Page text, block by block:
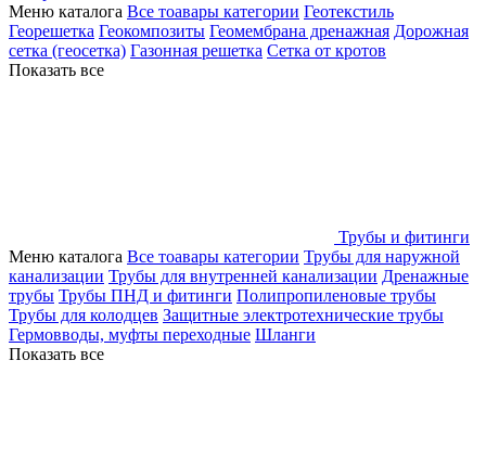
Меню каталога Все тоавары категории Геотекстиль
Георешетка Геокомпозиты Геомембрана дренажная Дорожная
сетка (геосетка) Газонная решетка Сетка от кротов
Показать все
Трубы и фитинги
Меню каталога Все тоавары категории Трубы для наружной
канализации Трубы для внутренней канализации Дренажные
трубы Трубы ПНД и фитинги Полипропиленовые трубы
Трубы для колодцев Защитные электротехнические трубы
Гермовводы, муфты переходные Шланги
Показать все